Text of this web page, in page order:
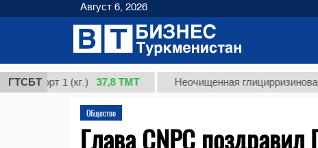
ГТСБТ
1 (кг.) 37,8 ТМТ Неочищенная глицирризиновая
Общество
Глава CNPC
Август 6, 2026